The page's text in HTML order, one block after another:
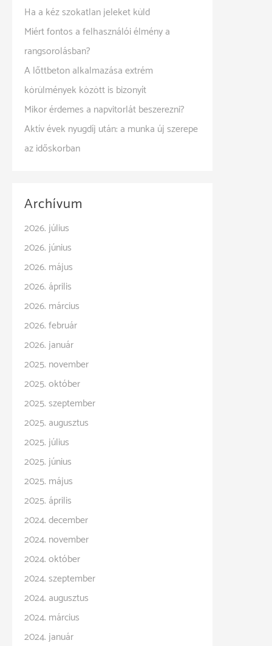
Ha a kéz szokatlan jeleket küld
Miért fontos a felhasználói élmény a
rangsorolásban?
A lőttbeton alkalmazása extrém
körülmények között is bizonyít
Mikor érdemes a napvitorlát beszerezni?
Aktív évek nyugdíj után: a munka új szerepe
az időskorban
Archívum
2026. július
2026. június
2026. május
2026. április
2026. március
2026. február
2026. január
2025. november
2025. október
2025. szeptember
2025. augusztus
2025. július
2025. június
2025. május
2025. április
2024. december
2024. november
2024. október
2024. szeptember
2024. augusztus
2024. március
2024. január